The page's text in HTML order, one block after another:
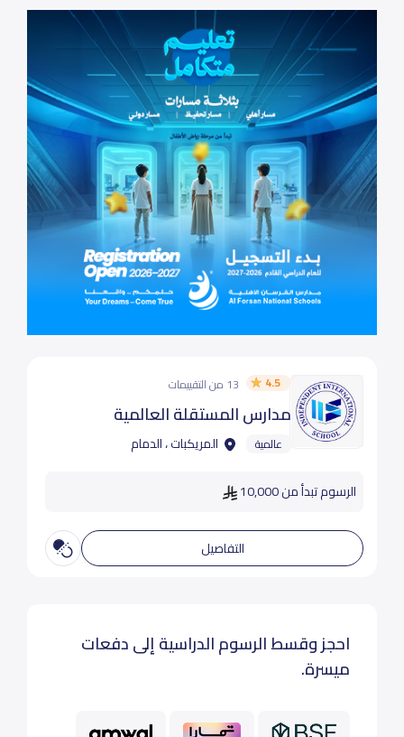
4.5 13 من التقييمات
مدارس المستقلة العالمية
عالمية المريكبات ، الدمام
الرسوم تبدأ من 10,000
التفاصيل
احجز وقسط الرسوم الدراسية إلى دفعات
ميسرة.